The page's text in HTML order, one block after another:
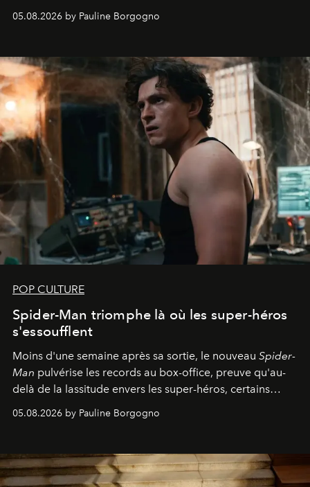
05.08.2026 by Pauline Borgogno
POP CULTURE
Spider-Man triomphe là où les super-héros
s'essoufflent
Moins d'une semaine après sa sortie, le nouveau Spider-
Man pulvérise les records au box-office, preuve qu'au-
delà de la lassitude envers les super-héros, certains
personnages continuent de susciter une ferveur intacte.
05.08.2026 by Pauline Borgogno